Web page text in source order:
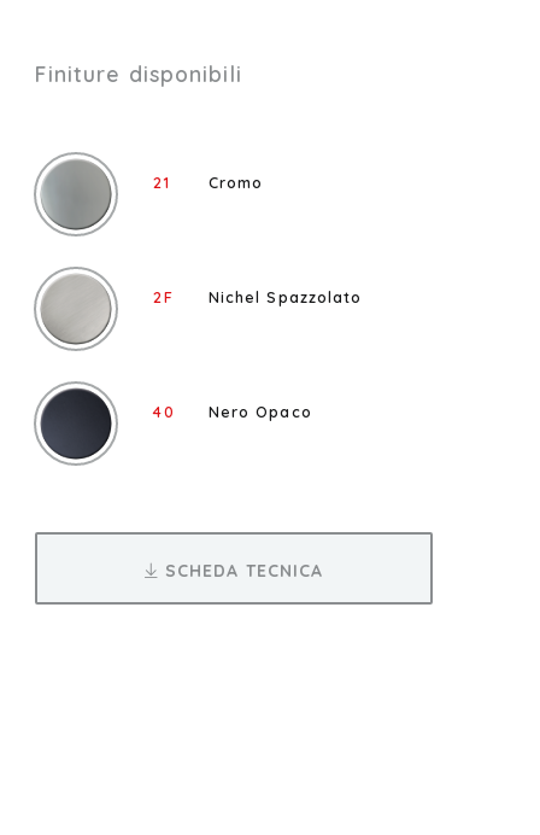
Finiture disponibili
21 Cromo
2F Nichel Spazzolato
40 Nero Opaco
SCHEDA TECNICA